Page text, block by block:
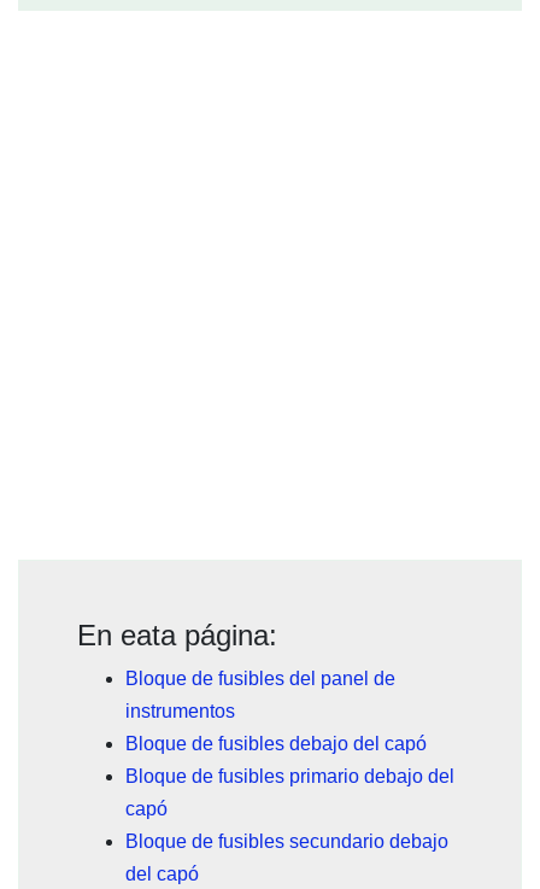
En eata página:
Bloque de fusibles del panel de
instrumentos
Bloque de fusibles debajo del capó
Bloque de fusibles primario debajo del
capó
Bloque de fusibles secundario debajo
del capó